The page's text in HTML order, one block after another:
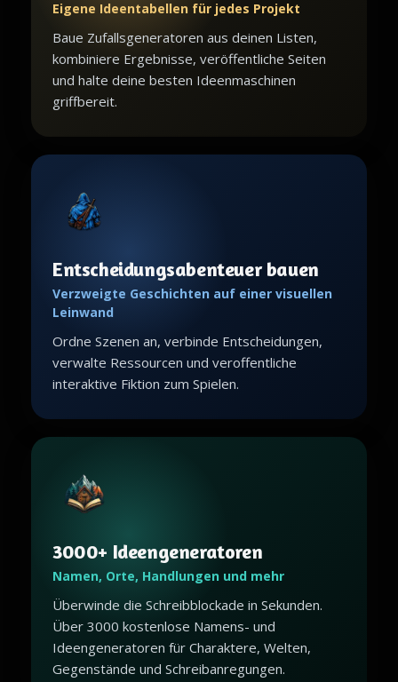
Eigene Ideentabellen für jedes Projekt
Baue Zufallsgeneratoren aus deinen Listen,
kombiniere Ergebnisse, veröffentliche Seiten
und halte deine besten Ideenmaschinen
griffbereit.
Entscheidungsabenteuer bauen
Verzweigte Geschichten auf einer visuellen
Leinwand
Ordne Szenen an, verbinde Entscheidungen,
verwalte Ressourcen und veroffentliche
interaktive Fiktion zum Spielen.
3000+ Ideengeneratoren
Namen, Orte, Handlungen und mehr
Überwinde die Schreibblockade in Sekunden.
Über 3000 kostenlose Namens- und
Ideengeneratoren für Charaktere, Welten,
Gegenstände und Schreibanregungen.